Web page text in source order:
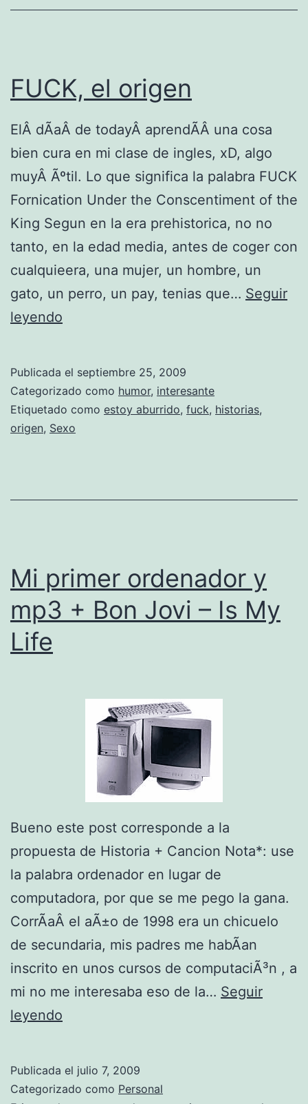
o
f
r
t
u
n
FUCK, el origen
ElÂ dÃ­aÂ de todayÂ aprendÃ­Â una cosa
bien cura en mi clase de ingles, xD, algo
muyÂ Ãºtil. Lo que significa la palabra FUCK
Fornication Under the Conscentiment of the
King Segun en la era prehistorica, no no
tanto, en la edad media, antes de coger con
cualquieera, una mujer, un hombre, un
gato, un perro, un pay, tenias que… Seguir
leyendo
K
,
e
r
e
Publicada el septiembre 25, 2009
Categorizado como humor, interesante
Etiquetado como estoy aburrido, fuck, historias,
origen, Sexo
Mi primer ordenador y
mp3 + Bon Jovi – Is My
Life
Bueno este post corresponde a la
propuesta de Historia + Cancion Nota*: use
la palabra ordenador en lugar de
computadora, por que se me pego la gana.
CorrÃ­aÂ el aÃ±o de 1998 era un chicuelo
de secundaria, mis padres me habÃ­an
inscrito en unos cursos de computaciÃ³n , a
mi no me interesaba eso de la… Seguir
leyendo
r
Publicada el julio 7, 2009
Categorizado como Personal